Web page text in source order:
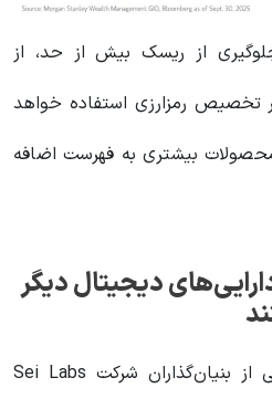
از ریسک بیش از حد، از
تخصیص رمزارزی استفاده خواهد
محصولات بیشتری به فهرست اضافه
دیجیتال دیگر
جف فِنگ (Jeff Feng)، یکی از بنیان‌گذاران شرکت Sei Labs